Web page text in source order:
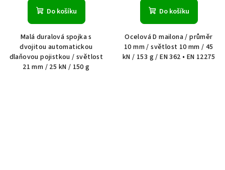
Do košíku
Malá duralová spojka s
dvojitou automatickou
dlaňovou pojistkou / světlost
21 mm / 25 kN / 150 g
Do košíku
Ocelová D mailona / průměr
10 mm / světlost 10 mm / 45
kN / 153 g / EN 362 • EN 12275